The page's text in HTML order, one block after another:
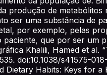
de
ser uma substância de
por exemplo, pelas
que por ser
Khalili, Hamed et
doi:10.1038/s41575-
Habits: Keys for